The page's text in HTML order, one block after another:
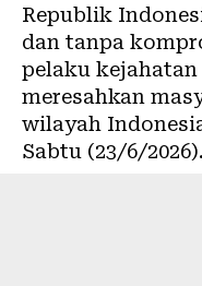
Republik
dan tanpa
pelaku
meresahkan
wilayah
Sabtu (23/6/2026).